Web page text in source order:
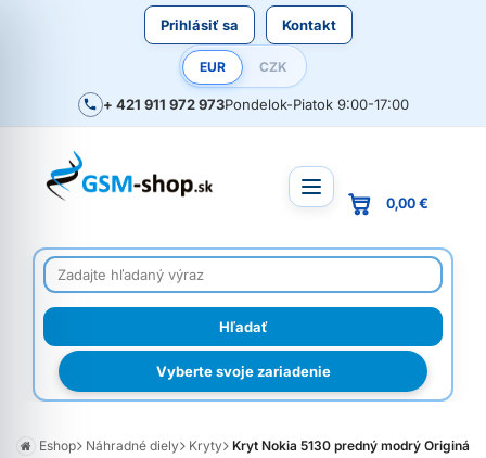
Prihlásiť sa Kontakt
EUR CZK
+ 421 911 972 973Pondelok-Piatok 9:00-17:00
Vyberte svoje zariadenie
0,00 €
Eshop Náhradné diely Kryty Kryt Nokia 5130 predný modrý Originál